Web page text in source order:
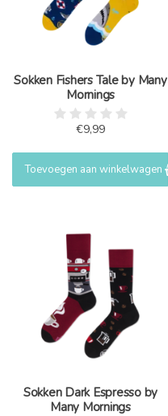
Sokken Fishers Tale by Many
Mornings
€9,99
Toevoegen aan winkelwagen
Sokken Dark Espresso by
Many Mornings